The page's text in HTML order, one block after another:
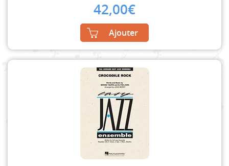
42,00€
Ajouter